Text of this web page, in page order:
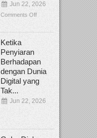
Jun 22, 2026
Comments Off
Ketika
Penyiaran
Berhadapan
dengan Dunia
Digital yang
Tak...
Jun 22, 2026